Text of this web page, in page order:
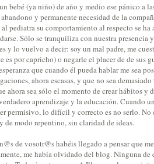
bebé (ya niño) de año y medio ese pánico a
y permanente necesidad de la
pediatra su comportamiento al respecto se ha
Sólo se tranquiliza con nuestra presencia
y lo vuelvo a decir: soy un mal padre, me
es por capricho) o negarle el placer de de sus
que cuando él pueda hablar me sea
ahora escasas, y que no sea
ahora sea sólo el momento de crear hábitos y
aprendizaje y la educación. Cuando
permisivo, lo difícil y correcto es no serlo. No
de modo repentino, sin claridad de ideas.
de vosotr@s habéis llegado a pensar que
me había olvidado del blog. Ninguna de